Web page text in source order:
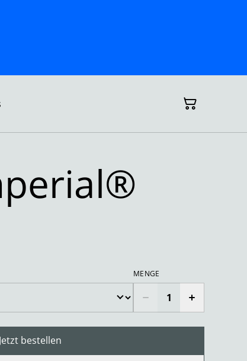
MENGE
Jetzt bestellen